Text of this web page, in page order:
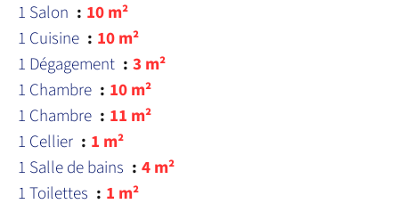
1 Salon
10 m²
1 Cuisine
10 m²
1 Dégagement
3 m²
1 Chambre
10 m²
1 Chambre
11 m²
1 Cellier
1 m²
1 Salle de bains
4 m²
1 Toilettes
1 m²